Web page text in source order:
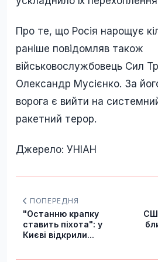
Про те, що Росія нарощує
раніше повідомляв також
військовослужбовець Сил
Олександр Мусієнко. За
ворога є вийти на
ракетний терор.
Джерело: УНІАН
ПОПЕРЕДНЯ
"Останню крапку
ставить піхота": у
Києві відкрили...